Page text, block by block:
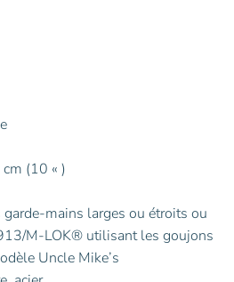
(10 « )
mains larges ou étroits ou
M-LOK® utilisant les goujons
Uncle Mike’s